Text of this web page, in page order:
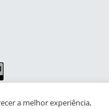
a melhor experiência,